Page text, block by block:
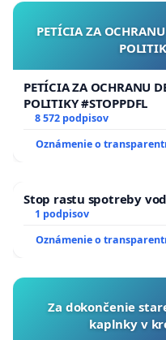
PETÍCIA ZA
PETÍCIA ZA OCHRANU
POLITIKY #STOPPDFL
8 572 podpisov
Oznámenie o
Stop rastu spotreby
1 podpisov
Oznámenie o
Za dokončenie
kaplnky v